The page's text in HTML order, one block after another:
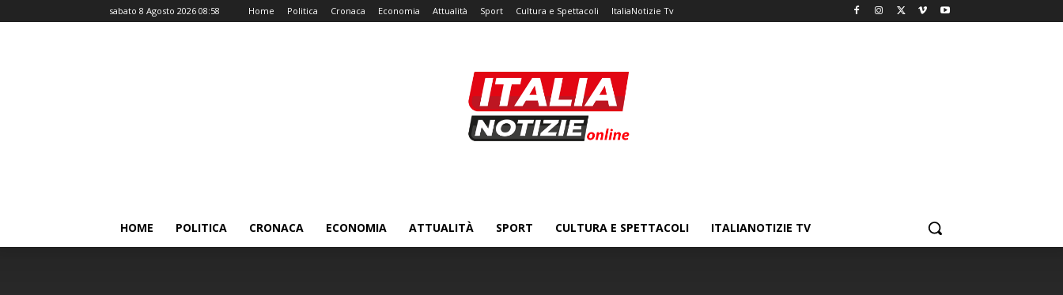
sabato 8 Agosto 2026 08:58 Home Politica Cronaca Economia Attualità Sport Cultura e Spettacoli ItaliaNotizie Tv
HOME POLITICA CRONACA ECONOMIA ATTUALITÀ SPORT CULTURA E SPETTACOLI ITALIANOTIZIE TV